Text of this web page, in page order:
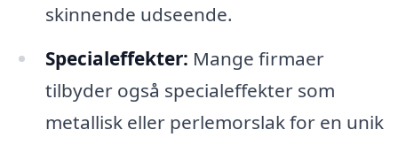
skinnende udseende.
Specialeffekter: Mange firmaer
tilbyder også specialeffekter som
metallisk eller perlemorslak for en unik